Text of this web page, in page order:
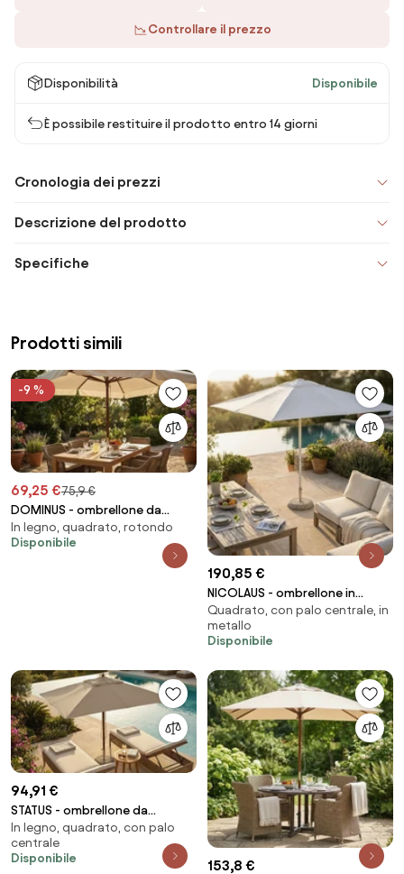
Controllare il prezzo
Disponibilità Disponibile
È possibile restituire il prodotto entro 14 giorni
Cronologia dei prezzi
Descrizione del prodotto
Specifiche
Prodotti simili
-9 %
69,25 €75,9 €
DOMINUS - ombrellone da
giardino palo centrale in legno
2 x 3 m
In legno, quadrato, rotondo
Disponibile
190,85 €
NICOLAUS - ombrellone in
alluminio 3 x 3 m
Quadrato, con palo centrale, in
metallo
Disponibile
94,91 €
STATUS - ombrellone da
giardino palo centrale in legno
2 x 3 m
In legno, quadrato, con palo
centrale
Disponibile
153,8 €